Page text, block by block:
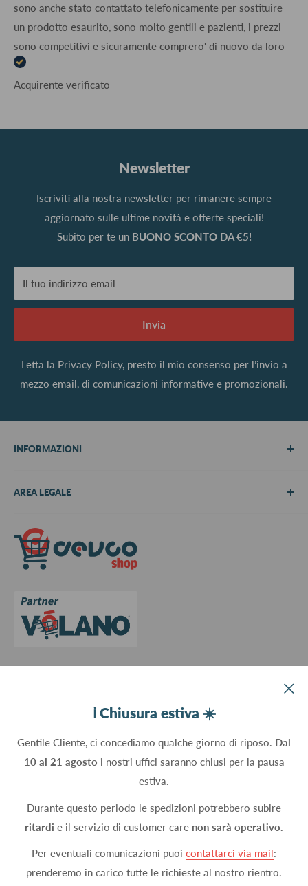
ℹ️ Chiusura estiva ☀️
Gentile Cliente, ci concediamo qualche giorno di riposo. Dal
10 al 21 agosto i nostri uffici saranno chiusi per la pausa
estiva.
Durante questo periodo le spedizioni potrebbero subire
ritardi e il servizio di customer care non sarà operativo.
Per eventuali comunicazioni puoi contattarci via mail:
prenderemo in carico tutte le richieste al nostro rientro.
sono anche stato contattato telefonicamente per sostituire
un prodotto esaurito, sono molto gentili e pazienti, i prezzi
sono competitivi e sicuramente comprero' di nuovo da loro
Acquirente verificato
Newsletter
Iscriviti alla nostra newsletter per rimanere sempre
aggiornato sulle ultime novità e offerte speciali!
Subito per te un BUONO SCONTO DA €5!
Il tuo indirizzo email
Invia
Letta la Privacy Policy, presto il mio consenso per l’invio a
mezzo email, di comunicazioni informative e promozionali.
INFORMAZIONI
Metodi di pagamento
Richiedi preventivo
Contattaci
AREA LEGALE
Informativa su resi e rimborsi
Privacy Policy
Aggiorna le preferenze sui cookie
C.Fisc. P.IVA 09934830960
Seguici
Accettiamo